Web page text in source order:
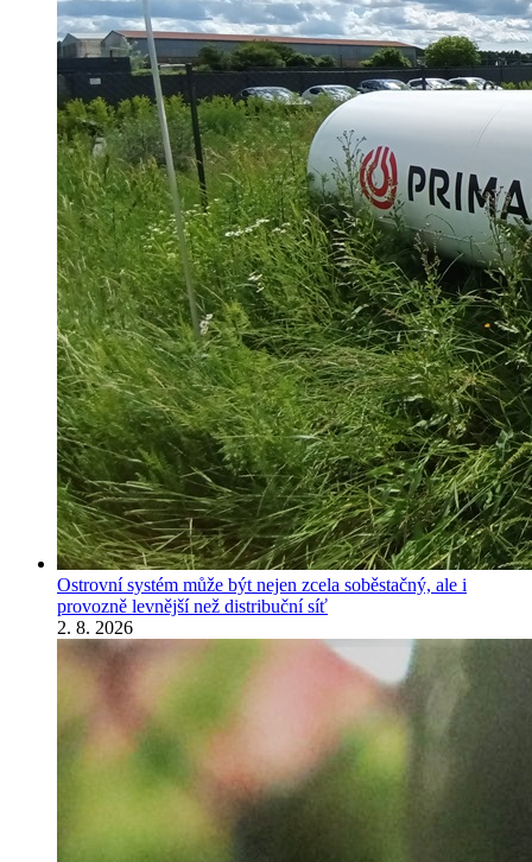
Ostrovní systém může být nejen zcela soběstačný, ale i
provozně levnější než distribuční síť
2. 8. 2026